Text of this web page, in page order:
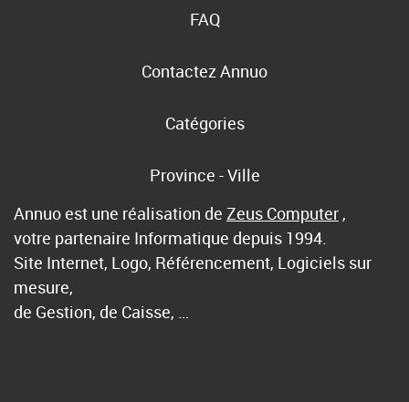
FAQ
Contactez Annuo
Catégories
Province - Ville
Annuo est une réalisation de Zeus Computer ,
votre partenaire Informatique depuis 1994.
Site Internet, Logo, Référencement, Logiciels sur
mesure,
de Gestion, de Caisse, …